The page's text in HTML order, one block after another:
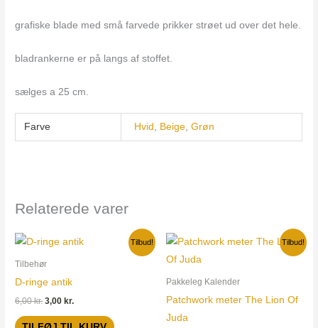
grafiske blade med små farvede prikker strøet ud over det hele.
bladrankerne er på langs af stoffet.
sælges a 25 cm.
Farve Hvid Beige ,Grøn
Relaterede varer
Tilbud!
Tilbehør
D-ringe antik
6,00kr.
oprindelige
pris
6,00 kr..
3,00 kr.
Den
Tilbud!
Pakkeleg Kalender
Patchwork meter The Lion Of
Juda
pris
74,00 kr..
Den
40,00 kr..